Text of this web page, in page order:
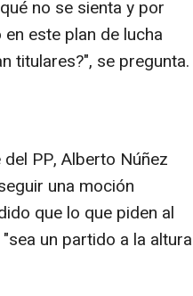
no se sienta y por
este plan de lucha
titulares?", se pregunta.
PP, Alberto Núñez
una moción
que lo que piden al
un partido a la altura